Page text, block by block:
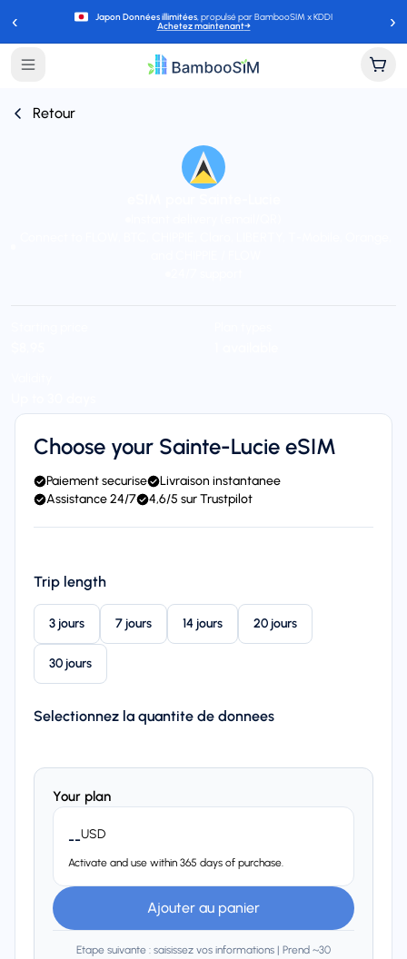
‹ Japon Données illimitées, propulsé par BambooSIM x KDDI
Achetez maintenant→ ›
Retour
Choose your Sainte-Lucie eSIM
Paiement securise
Livraison instantanee
Assistance 24/7
4,6/5 sur Trustpilot
Trip length
3 jours 7 jours 14 jours 20 jours
30 jours
Selectionnez la quantite de donnees
Your plan
--USD
Activate and use within 365 days of purchase.
Ajouter au panier
Etape suivante : saisissez vos informations | Prend ~30